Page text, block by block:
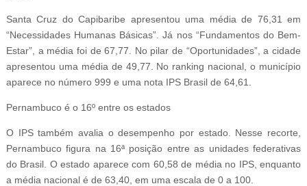
Santa Cruz do Capibaribe apresentou uma média de 76,31 em
“Necessidades Humanas Básicas”. Já nos “Fundamentos do Bem-
Estar”, a média foi de 67,77. No pilar de “Oportunidades”, a cidade
apresentou uma média de 49,77. No ranking nacional, o município
aparece no número 999 e uma nota IPS Brasil de 64,61.
Pernambuco é o 16º entre os estados
O IPS também avalia o desempenho por estado. Nesse recorte,
Pernambuco figura na 16ª posição entre as unidades federativas
do Brasil. O estado aparece com 60,58 de média no IPS, enquanto
a média nacional é de 63,40, em uma escala de 0 a 100.